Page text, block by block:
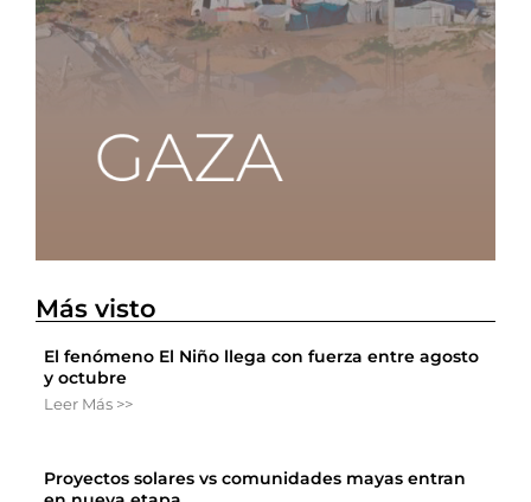
Más visto
El fenómeno El Niño llega con fuerza entre agosto
y octubre
Leer Más >>
Proyectos solares vs comunidades mayas entran